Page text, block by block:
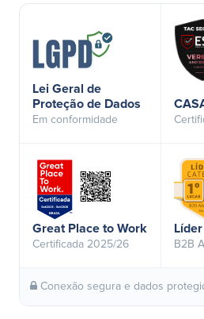
Lei Geral de
Proteção de Dados
Em conformidade
Great Place to Work
Certificada 2025/26 B2B
Conexão segura e dados